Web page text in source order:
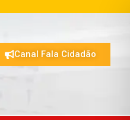
Canal Fala Cidadão